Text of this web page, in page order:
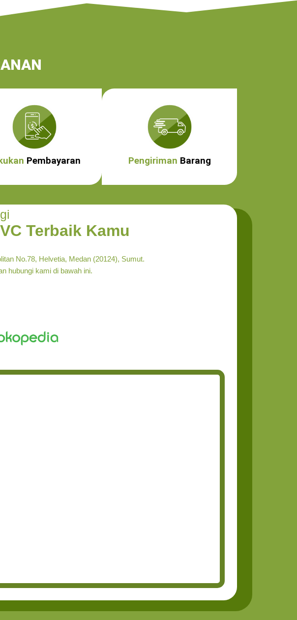
Pembayaran Pengiriman Barang
Terbaik Kamu
No.78, Helvetia, Medan (20124), Sumut.
hubungi kami di bawah ini.